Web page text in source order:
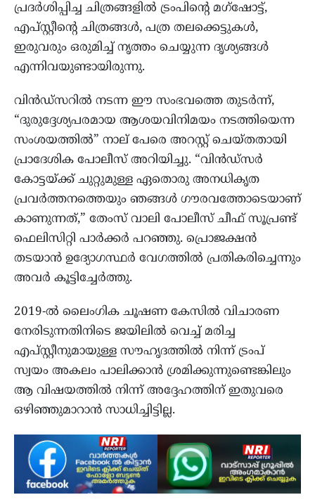
പ്രദർശിപ്പിച്ച ചിത്രങ്ങളിൽ ട്രംപിന്റെ മഗ്ഷോട്ട്,
എപ്‌സ്റ്റീന്റെ ചിത്രങ്ങൾ, പത്ര തലക്കെട്ടുകൾ,
ഇരുവരും ഒരുമിച്ച് നൃത്തം ചെയ്യുന്ന ദൃശ്യങ്ങൾ
എന്നിവയുണ്ടായിരുന്നു.
വിൻഡ്‌സറിൽ നടന്ന ഈ സംഭവത്തെ തുടർന്ന്,
“ദുരുദ്ദേശ്യപരമായ ആശയവിനിമയം നടത്തിയെന്ന
സംശയത്തിൽ” നാല് പേരെ അറസ്റ്റ് ചെയ്തതായി
പ്രാദേശിക പോലീസ് അറിയിച്ചു. “വിൻഡ്‌സർ
കോട്ടയ്ക്ക് ചുറ്റുമുള്ള ഏതൊരു അനധികൃത
പ്രവർത്തനത്തെയും ഞങ്ങൾ ഗൗരവത്തോടെയാണ്
കാണുന്നത്,” തേംസ് വാലി പോലീസ് ചീഫ് സൂപ്രണ്ട്
ഫെലിസിറ്റി പാർക്കർ പറഞ്ഞു. പ്രൊജക്ഷൻ
തടയാൻ ഉദ്യോഗസ്ഥർ വേഗത്തിൽ പ്രതികരിച്ചെന്നും
അവർ കൂട്ടിച്ചേർത്തു.
2019-ൽ ലൈംഗിക ചൂഷണ കേസിൽ വിചാരണ
നേരിടുന്നതിനിടെ ജയിലിൽ വെച്ച് മരിച്ച
എപ്‌സ്റ്റീനുമായുള്ള സൗഹൃദത്തിൽ നിന്ന് ട്രംപ്
സ്വയം അകലം പാലിക്കാൻ ശ്രമിക്കുന്നുണ്ടെങ്കിലും
ആ വിഷയത്തിൽ നിന്ന് അദ്ദേഹത്തിന് ഇതുവരെ
ഒഴിഞ്ഞുമാറാൻ സാധിച്ചിട്ടില്ല.